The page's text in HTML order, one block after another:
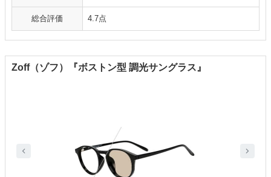
総合評価 4.7点
Zoff（ゾフ）『ボストン型 調光サングラス』